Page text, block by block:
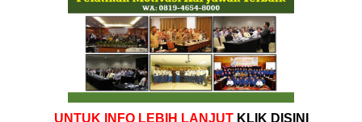
UNTUK INFO LEBIH LANJUT KLIK DISINI